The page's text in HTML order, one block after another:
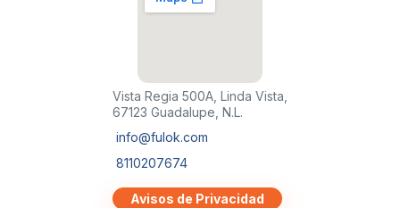
Vista Regia 500A, Linda Vista,
67123 Guadalupe, N.L.
info@fulok.com
8110207674
Avisos de Privacidad